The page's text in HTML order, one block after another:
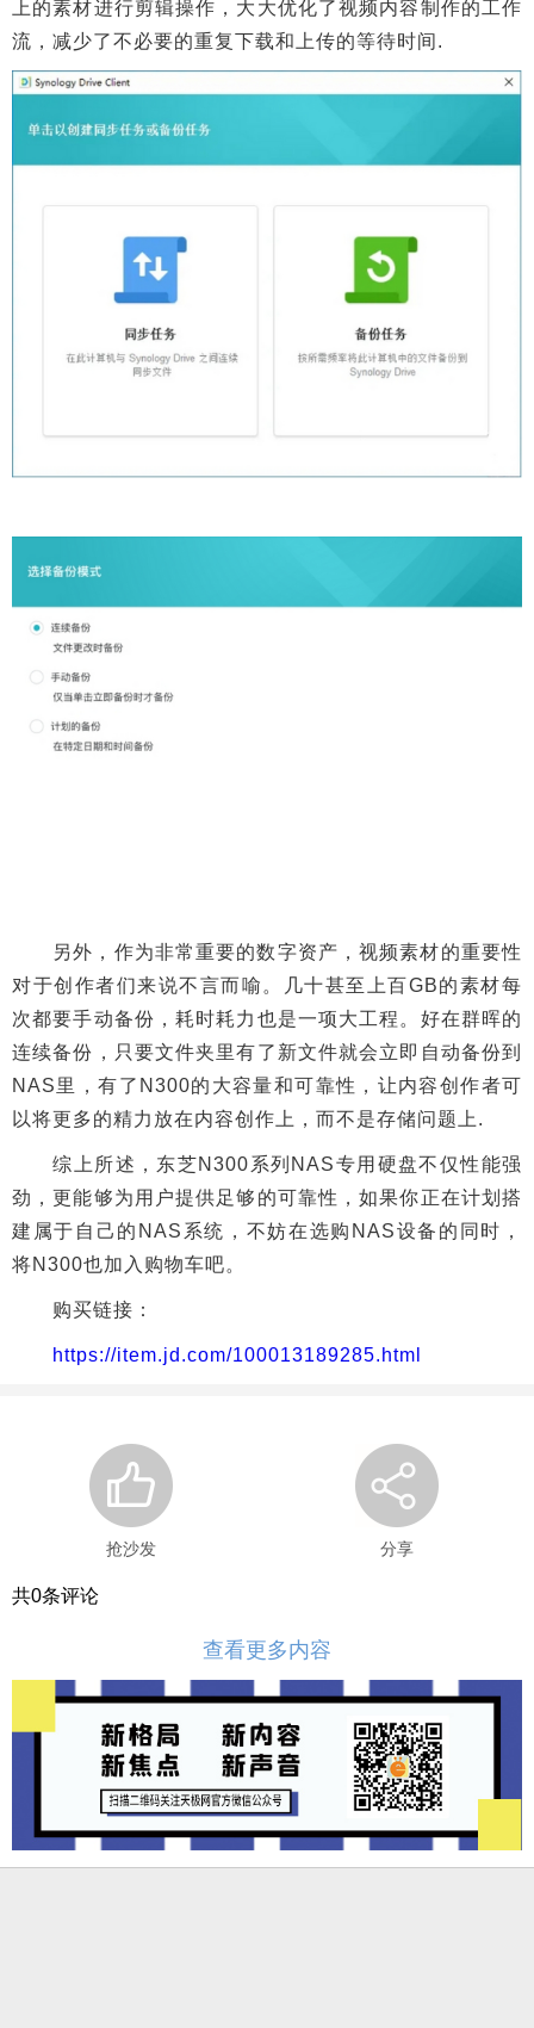
上的素材进行剪辑操作，大大优化了视频内容制作的工作
流，减少了不必要的重复下载和上传的等待时间.
另外，作为非常重要的数字资产，视频素材的重要性
对于创作者们来说不言而喻。几十甚至上百GB的素材每
次都要手动备份，耗时耗力也是一项大工程。好在群晖的
连续备份，只要文件夹里有了新文件就会立即自动备份到
NAS里，有了N300的大容量和可靠性，让内容创作者可
以将更多的精力放在内容创作上，而不是存储问题上.
综上所述，东芝N300系列NAS专用硬盘不仅性能强
劲，更能够为用户提供足够的可靠性，如果你正在计划搭
建属于自己的NAS系统，不妨在选购NAS设备的同时，
将N300也加入购物车吧。
购买链接：
https://item.jd.com/100013189285.html
抢沙发 分享
共0条评论
查看更多内容